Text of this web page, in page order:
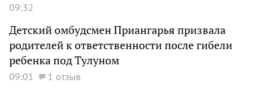
09:32
Детский омбудсмен Приангарья призвала
родителей к ответственности после гибели
ребенка под Тулуном
09:01 1 отзыв